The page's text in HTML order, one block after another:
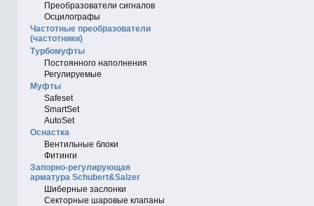
Преобразователи сигналов
Осцилографы
Частотные преобразователи
(частотники)
Турбомуфты
Постоянного наполнения
Регулируемые
Муфты
Safeset
SmartSet
AutoSet
Оснастка
Вентильные блоки
Фитинги
Запорно-регулирующая
арматура Schubert&Salzer
Шиберные заслонки
Секторные шаровые клапаны